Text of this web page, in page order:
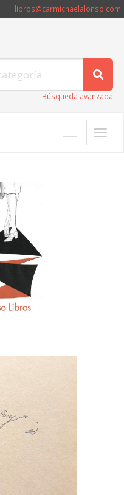
libros@carmichaelalonso.com
Búsqueda avanzada
Toggle